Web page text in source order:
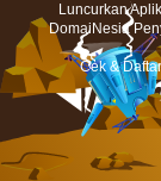
Luncurkan
DomaiNesia
Cek &